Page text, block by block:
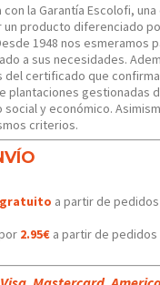
la Garantía Escolofi,
producto diferenciado
1948 nos
a sus necesidades.
del certificado que
plantaciones gestionadas
y económico.
criterios.
gratuito a partir de
2.95€ a partir de pedidos